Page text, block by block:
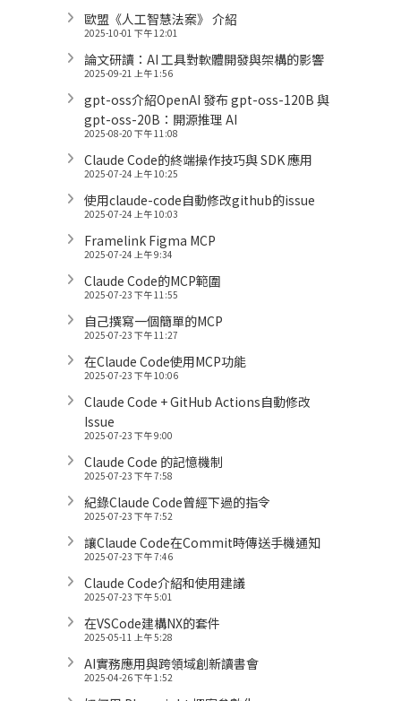
歐盟《人工智慧法案》 介紹
2025-10-01 下午 12:01
論文研讀：AI 工具對軟體開發與架構的影響
2025-09-21 上午 1:56
gpt-oss介紹OpenAI 發布 gpt-oss-120B 與
gpt-oss-20B：開源推理 AI
2025-08-20 下午 11:08
Claude Code的終端操作技巧與 SDK 應用
2025-07-24 上午 10:25
使用claude-code自動修改github的issue
2025-07-24 上午 10:03
Framelink Figma MCP
2025-07-24 上午 9:34
Claude Code的MCP範圍
2025-07-23 下午 11:55
自己撰寫一個簡單的MCP
2025-07-23 下午 11:27
在Claude Code使用MCP功能
2025-07-23 下午 10:06
Claude Code + GitHub Actions自動修改
Issue
2025-07-23 下午 9:00
Claude Code 的記憶機制
2025-07-23 下午 7:58
紀錄Claude Code曾經下過的指令
2025-07-23 下午 7:52
讓Claude Code在Commit時傳送手機通知
2025-07-23 下午 7:46
Claude Code介紹和使用建議
2025-07-23 下午 5:01
在VSCode建構NX的套件
2025-05-11 上午 5:28
AI實務應用與跨領域創新讀書會
2025-04-26 下午 1:52